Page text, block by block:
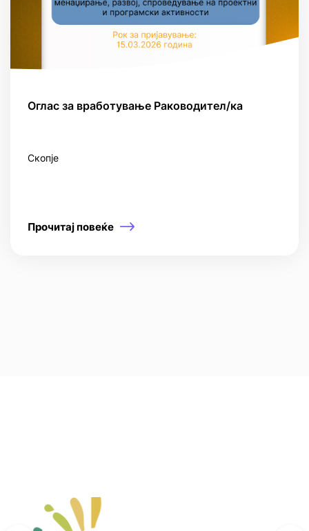
Оглас за вработување Раководител/ка
Скопје
Прочитај повеќе